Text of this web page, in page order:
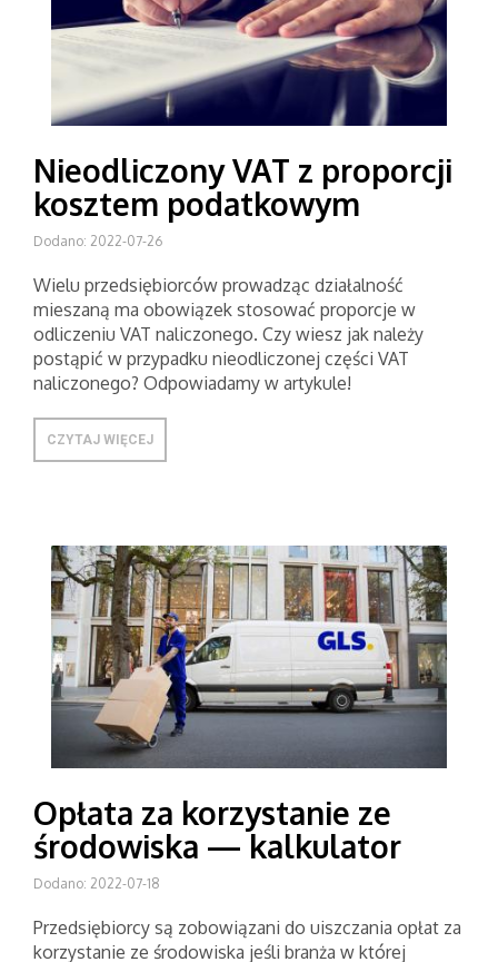
Nieodliczony VAT z proporcji
kosztem podatkowym
Dodano: 2022-07-26
Wielu przedsiębiorców prowadząc działalność
mieszaną ma obowiązek stosować proporcje w
odliczeniu VAT naliczonego. Czy wiesz jak należy
postąpić w przypadku nieodliczonej części VAT
naliczonego? Odpowiadamy w artykule!
CZYTAJ WIĘCEJ
Opłata za korzystanie ze
środowiska — kalkulator
Dodano: 2022-07-18
Przedsiębiorcy są zobowiązani do uiszczania opłat za
korzystanie ze środowiska jeśli branża w której